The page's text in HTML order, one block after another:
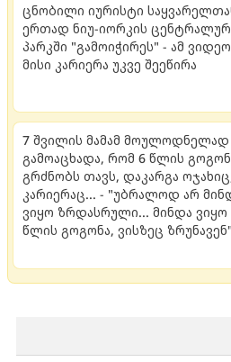
ცნობილი იურისტი
ერთად ნიუ-იორკის ცენტრალურ
პარკში "გამოიჭირეს" - ამ
მისი კარიერა უკვე შეეწირა
7 შვილის მამამ მოულოდნელად
გამოაცხადა, რომ 6 წლის
გრძნობს თავს, დაკარგა
კარიერაც... - "უბრალოდ არ
ვიყო ზრდასრული... მინდა ვიყო
წლის გოგონა, ვისზეც ზრუნავენ"